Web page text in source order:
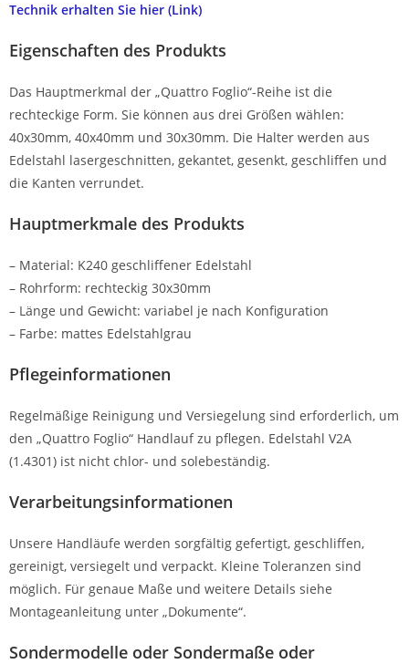
Technik erhalten Sie hier (Link)
Eigenschaften des Produkts
Das Hauptmerkmal der „Quattro Foglio“-Reihe ist die
rechteckige Form. Sie können aus drei Größen wählen:
40x30mm, 40x40mm und 30x30mm. Die Halter werden aus
Edelstahl lasergeschnitten, gekantet, gesenkt, geschliffen und
die Kanten verrundet.
Hauptmerkmale des Produkts
– Material: K240 geschliffener Edelstahl
– Rohrform: rechteckig 30x30mm
– Länge und Gewicht: variabel je nach Konfiguration
– Farbe: mattes Edelstahlgrau
Pflegeinformationen
Regelmäßige Reinigung und Versiegelung sind erforderlich, um
den „Quattro Foglio“ Handlauf zu pflegen. Edelstahl V2A
(1.4301) ist nicht chlor- und solebeständig.
Verarbeitungsinformationen
Unsere Handläufe werden sorgfältig gefertigt, geschliffen,
gereinigt, versiegelt und verpackt. Kleine Toleranzen sind
möglich. Für genaue Maße und weitere Details siehe
Montageanleitung unter „Dokumente“.
Sondermodelle oder Sondermaße oder